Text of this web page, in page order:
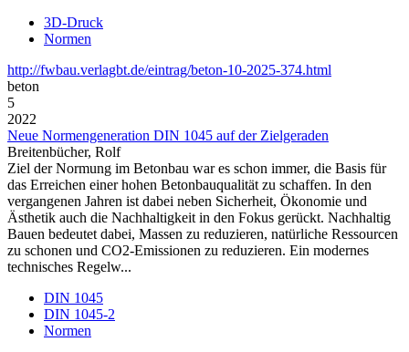
3D-Druck
Normen
http://fwbau.verlagbt.de/eintrag/beton-10-2025-374.html
beton
5
2022
Neue Normengeneration DIN 1045 auf der Zielgeraden
Breitenbücher, Rolf
Ziel der Normung im Betonbau war es schon immer, die Basis für
das Erreichen einer hohen Betonbauqualität zu schaffen. In den
vergangenen Jahren ist dabei neben Sicherheit, Ökonomie und
Ästhetik auch die Nachhaltigkeit in den Fokus gerückt. Nachhaltig
Bauen bedeutet dabei, Massen zu reduzieren, natürliche Ressourcen
zu schonen und CO2-Emissionen zu reduzieren. Ein modernes
technisches Regelw...
DIN 1045
DIN 1045-2
Normen